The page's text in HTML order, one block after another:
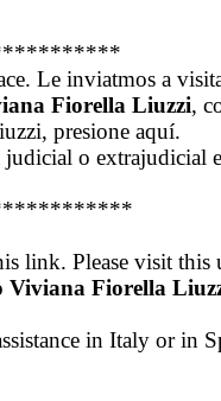
Le inviatmos a
Fiorella Liuzzi,
presione aquí.
judicial o
link. Please visit
Viviana Fiorella
in Italy or in